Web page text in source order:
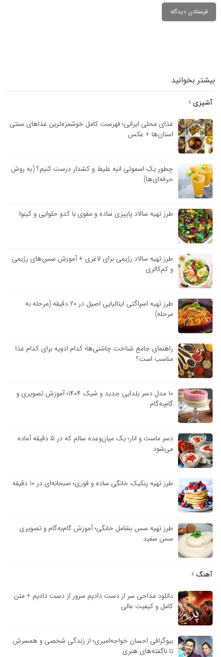
بیشتر بخوانید
آشپزی
غذای محلی ایرانی؛ فهرست کامل خوشمزه‌ترین غذاهای سنتی
استان‌ها + عکس
چطور یک اسموتی انبه غلیظ و کشدار درست کنیم؟ (به روش
حرفه‌ای‌ها)
طرز تهیه سالاد پاییزی ساده و مقوی با کدو حلوایی و کینوا
طرز تهیه سالاد رژیمی برای لاغری + آموزش سس‌های رژیمی
و کم‌کالری
طرز تهیه اسپاگتی ایتالیایی اصیل در ۲۰ دقیقه (مرحله به
مرحله)
راهنمای جامع شناخت چاشنی‌ها؛ کدام ادویه برای کدام غذا
مناسب است؟
۱۰ مدل دسر یلدایی جدید و شیک ۱۴۰۴؛ آموزش تصویری و
گام‌به‌گام
دسر ماست و انار؛ یک میان‌وعده سالم که در ۵ دقیقه آماده
می‌شود
طرز تهیه پنکیک خانگی ساده و فوری؛ صبحانه‌ای در ۱۰ دقیقه
طرز تهیه سس بشامل خانگی؛ آموزش گام‌به‌گام و تصویری
سس سفید
آهنگ
دانلود مداحی سر از دست دادیم سرور از دست دادیم + متن
کامل و کیفیت عالی
بیوگرافی احسان خواجه‌امیری؛ از زندگی شخصی و همسرش
تا ناگفته‌های هنری